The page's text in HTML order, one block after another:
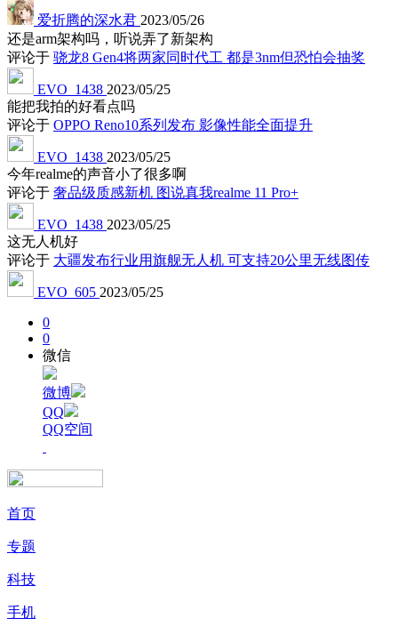
爱折腾的深水君 2023/05/26
还是arm架构吗，听说弄了新架构
评论于 骁龙8 Gen4将两家同时代工 都是3nm但恐怕会抽奖
EVO_1438 2023/05/25
能把我拍的好看点吗
评论于 OPPO Reno10系列发布 影像性能全面提升
EVO_1438 2023/05/25
今年realme的声音小了很多啊
评论于 奢品级质感新机 图说真我realme 11 Pro+
EVO_1438 2023/05/25
这无人机好
评论于 大疆发布行业用旗舰无人机 可支持20公里无线图传
EVO_605 2023/05/25
0
0
微信
微博
QQ
QQ空间
首页
专题
科技
手机